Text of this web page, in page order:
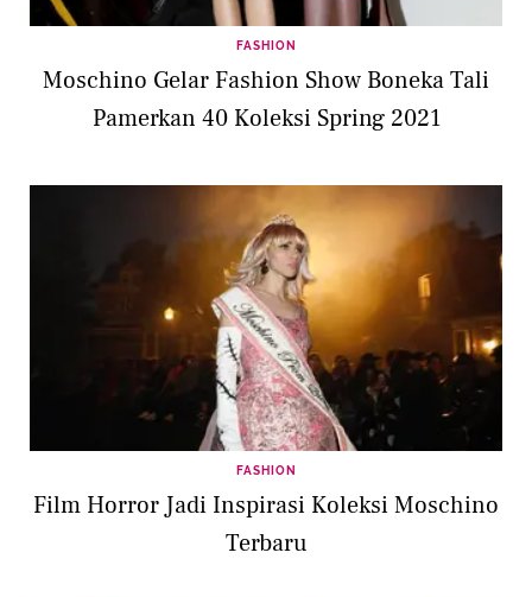
FASHION
Moschino Gelar Fashion Show Boneka Tali
Pamerkan 40 Koleksi Spring 2021
FASHION
Film Horror Jadi Inspirasi Koleksi Moschino
Terbaru